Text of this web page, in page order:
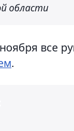
области
все
.